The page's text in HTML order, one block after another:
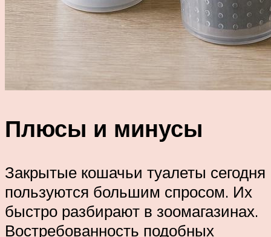
Плюсы и минусы
Закрытые кошачьи туалеты сегодня
пользуются большим спросом. Их
быстро разбирают в зоомагазинах.
Востребованность подобных